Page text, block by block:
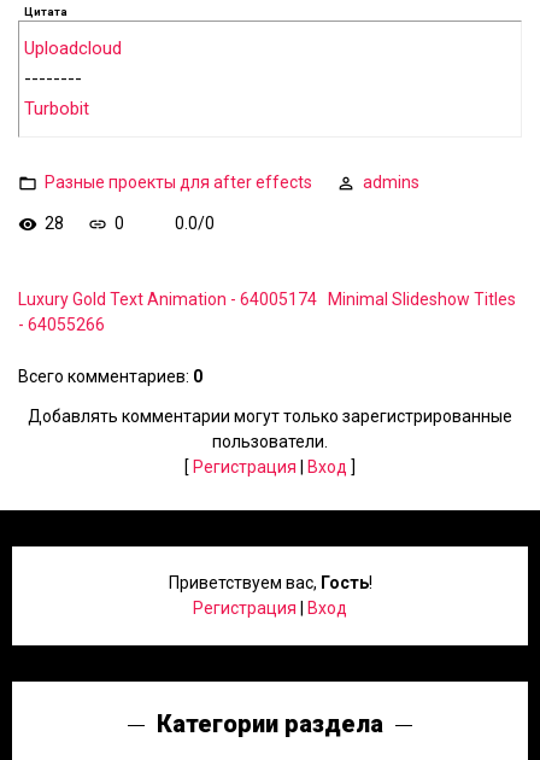
Цитата
Uploadcloud
--------
Turbobit
Разные проекты для after effects admins
28 0 0.0/0
Luxury Gold Text Animation - 64005174
Minimal Slideshow Titles
- 64055266
Всего комментариев: 0
Добавлять комментарии могут только зарегистрированные
пользователи.
[ Регистрация Вход ]
Приветствуем вас, Гость!
Регистрация
Вход
Категории раздела